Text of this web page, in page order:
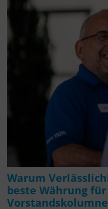
Warum
beste Währung
Vorstandskolumne